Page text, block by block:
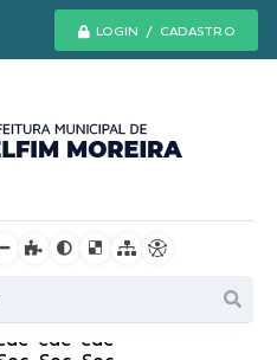
LOGIN / CADASTRO